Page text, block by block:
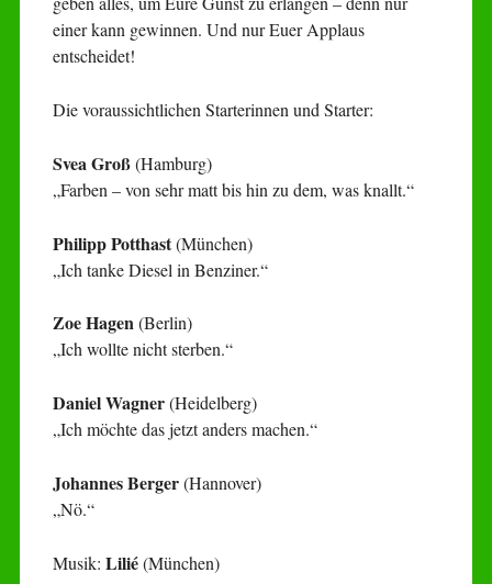
einer kann gewinnen. Und nur Euer Applaus
entscheidet!
Die voraussichtlichen Starterinnen und Starter:
Svea Groß(Hamburg)
„Farben – von sehr matt bis hin zu dem, was knallt.“
Philipp Potthast(München)
„Ich tanke Diesel in Benziner.“
Zoe Hagen(Berlin)
„Ich wollte nicht sterben.“
Daniel Wagner(Heidelberg)
„Ich möchte das jetzt anders machen.“
Johannes Berger(Hannover)
„Nö.“
Musik: Lilié(München)